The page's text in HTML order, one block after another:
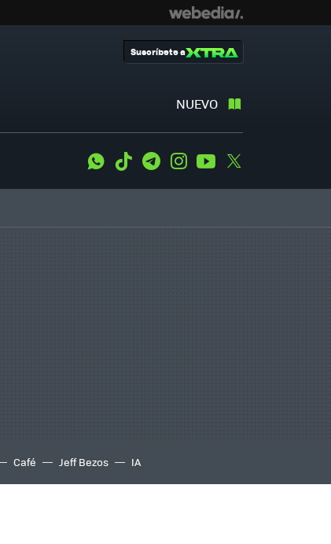
NUEVO
Suscríbete a
WhatsApp
Tiktok TelegramInstagramYoutube
Café Jeff Bezos IA